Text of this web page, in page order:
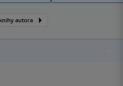
autora